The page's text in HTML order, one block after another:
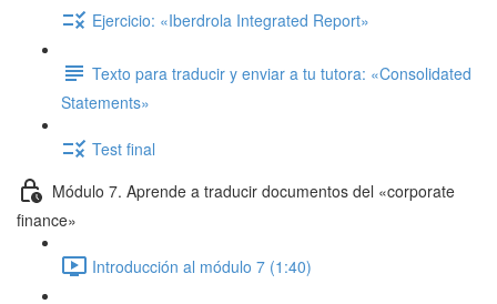
Ejercicio: «Iberdrola Integrated Report»
Texto para traducir y enviar a tu tutora: «Consolidated
Statements»
Test final
Módulo 7. Aprende a traducir documentos del «corporate
finance»
Introducción al módulo 7 (1:40)